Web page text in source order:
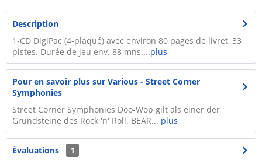
Description
1-CD DigiPac (4-plaqué) avec environ 80 pages de livret, 33
pistes. Durée de jeu env. 88 mns....plus
Pour en savoir plus sur Various - Street Corner
Symphonies
Street Corner Symphonies Doo-Wop gilt als einer der
Grundsteine des Rock 'n' Roll. BEAR... plus
Évaluations
1